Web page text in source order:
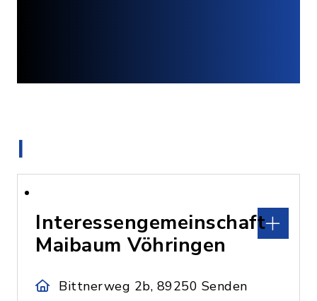
I
Interessengemeinschaft
Maibaum Vöhringen
Bittnerweg 2b, 89250 Senden